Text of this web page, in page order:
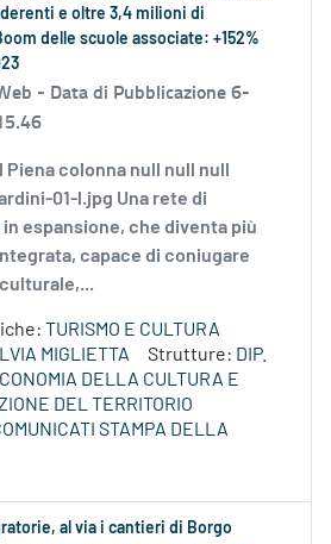
e oltre 3,4 milioni di
delle scuole associate: +152%
- Data di Pubblicazione 6-
colonna null null null
01-l.jpg Una rete di
espansione, che diventa più
capace di coniugare
TURISMO E CULTURA
MIGLIETTA Strutture: DIP.
DELLA CULTURA E
DEL TERRITORIO
STAMPA DELLA
al via i cantieri di Borgo